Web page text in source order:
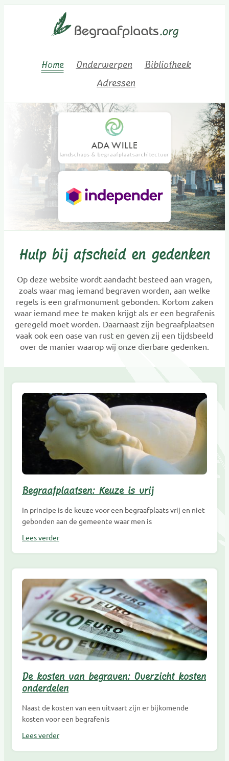
Home Onderwerpen
Bibliotheek
Adressen
Hulp bij afscheid en gedenken
Op deze website wordt aandacht besteed aan vragen,
zoals waar mag iemand begraven worden, aan welke
regels is een grafmonument gebonden. Kortom zaken
waar iemand mee te maken krijgt als er een begrafenis
geregeld moet worden. Daarnaast zijn begraafplaatsen
vaak ook een oase van rust en geven zij een tijdsbeeld
over de manier waarop wij onze dierbare gedenken.
Begraafplaatsen: Keuze is vrij
In principe is de keuze voor een begraafplaats vrij en niet
gebonden aan de gemeente waar men is
Lees verder
De kosten van begraven: Overzicht kosten
onderdelen
Naast de kosten van een uitvaart zijn er bijkomende
kosten voor een begrafenis
Lees verder